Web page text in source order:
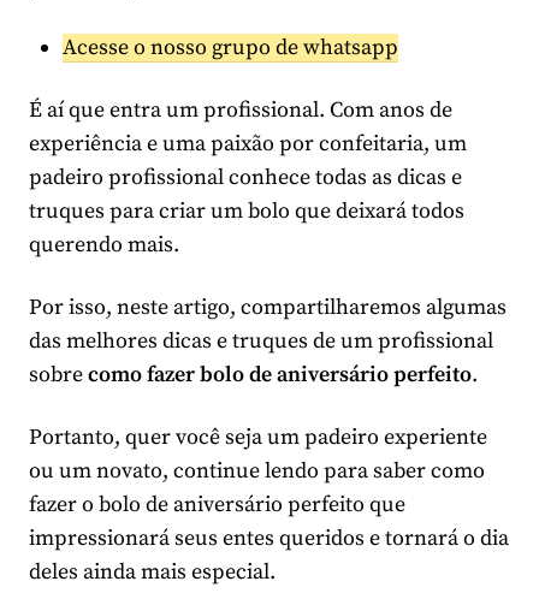
Acesse o nosso grupo de whatsapp
É aí que entra um profissional. Com anos de
experiência e uma paixão por confeitaria, um
padeiro profissional conhece todas as dicas e
truques para criar um bolo que deixará todos
querendo mais.
Por isso, neste artigo, compartilharemos algumas
das melhores dicas e truques de um profissional
sobrecomo fazer bolo de aniversário perfeito.
Portanto, quer você seja um padeiro experiente
ou um novato, continue lendo para saber como
fazer o bolo de aniversário perfeito que
impressionará seus entes queridos e tornará o dia
deles ainda mais especial.